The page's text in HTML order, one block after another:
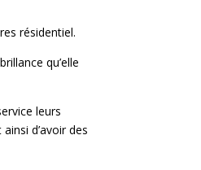
résidentiel.
qu’elle
leurs
d’avoir des